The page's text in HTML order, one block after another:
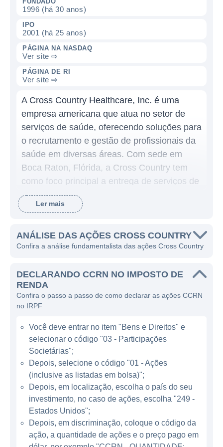
1996 (há 30 anos)
IPO
2001 (há 25 anos)
PÁGINA NA NASDAQ
Ver site ⇨
PÁGINA DE RI
Ver site ⇨
A Cross Country Healthcare, Inc. é uma
empresa americana que atua no setor de
serviços de saúde, oferecendo soluções para
o recrutamento e gestão de profissionais da
saúde em diversas áreas. Com sede em
Boca Raton, Flórida, a Cross Country tem
como foco principal a entrega de serviços de
staffing, que incluem profissionais de saúde
temporários, como enfermeiros, terapeutas e
hospitais, clínicas e outras instituições de
saúde.
O modelo de negócios da Cross Country
está centrado em sua capacidade de
conectar os profissionais de saúde com os
operadores do setor, garantindo que as
organizações de saúde tenham acesso a
mão de obra qualificada quando necessário.
A empresa opera por meio de várias
divisões, como o Cross Country Staffing e o
Cross Country Locums, permitindo que
ofereça soluções personalizadas para
atender às necessidades específicas de
seus clientes.
Ler mais
ANÁLISE DAS AÇÕES CROSS COUNTRY
Confira a análise fundamentalista das ações Cross Country
DECLARANDO CCRN NO IMPOSTO DE
RENDA
Confira o passo a passo de como declarar as ações CCRN
no IRPF
Você deve entrar no item "Bens e Direitos" e
selecionar o código "03 - Participações
Societárias";
Depois, selecione o código "01 - Ações
(inclusive as listadas em bolsa)";
Depois, em localização, escolha o país do seu
investimento, no caso de ações, escolha "249 -
Estados Unidos";
Depois, em discriminação, coloque o código da
ação, a quantidade de ações e o preço pago em